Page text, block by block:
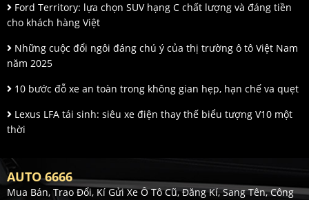
Ford Territory: lựa chọn SUV hạng C chất lượng và đáng tiền
cho khách hàng Việt
Những cuộc đổi ngôi đáng chú ý của thị trường ô tô Việt Nam
năm 2025
10 bước đỗ xe an toàn trong không gian hẹp, hạn chế va quẹt
Lexus LFA tái sinh: siêu xe điện thay thế biểu tượng V10 một
thời
AUTO 6666
Mua Bán, Trao Đổi, Kí Gửi Xe Ô Tô Cũ, Đăng Kí, Sang Tên, Công